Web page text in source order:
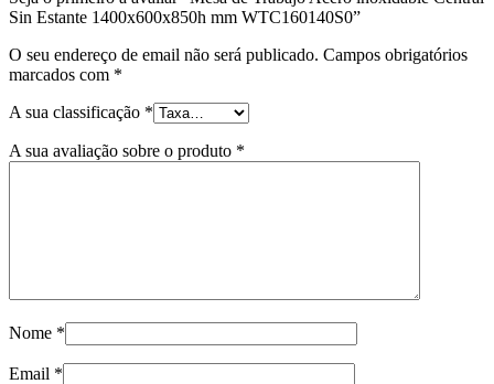
Sin Estante 1400x600x850h mm WTC160140S0”
O seu endereço de email não será publicado. Campos obrigatórios
marcados com *
A sua classificação *
A sua avaliação sobre o produto *
Nome *
Email *